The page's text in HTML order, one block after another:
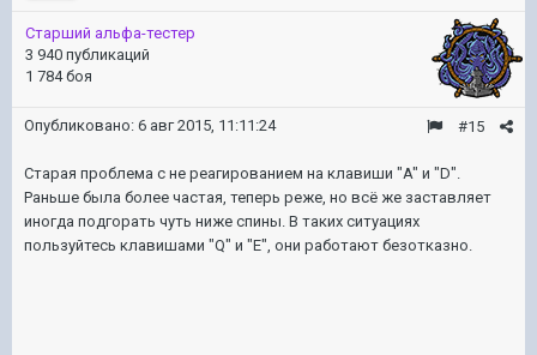
Старший альфа-тестер
3 940 публикаций
1 784 боя
#15
Опубликовано: 6 авг 2015, 11:11:24
Старая проблема с не реагированием на клавиши "A" и "D".
Раньше была более частая, теперь реже, но всё же заставляет
иногда подгорать чуть ниже спины. В таких ситуациях
пользуйтесь клавишами "Q" и "E", они работают безотказно.